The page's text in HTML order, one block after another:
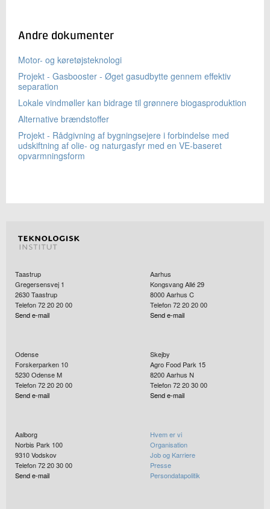
Andre dokumenter
Motor- og køretøjsteknologi
Projekt - Gasbooster - Øget gasudbytte gennem effektiv
separation
Lokale vindmøller kan bidrage til grønnere biogasproduktion
Alternative brændstoffer
Projekt - Rådgivning af bygningsejere i forbindelse med
udskiftning af olie- og naturgasfyr med en VE-baseret
opvarmningsform
Taastrup
Gregersensvej 1
2630Taastrup
Telefon 72 20 20 00
Send e-mail
Aarhus
Kongsvang Allé 29
8000Aarhus C
Telefon 72 20 20 00
Send e-mail
Odense
Forskerparken 10
5230Odense M
Telefon 72 20 20 00
Send e-mail
Skejby
Agro Food Park 15
8200Aarhus N
Telefon 72 20 30 00
Send e-mail
Aalborg
Norbis Park 100
9310Vodskov
Telefon 72 20 30 00
Send e-mail
Hvem er vi
Organisation
Job og Karriere
Presse
Persondatapolitik